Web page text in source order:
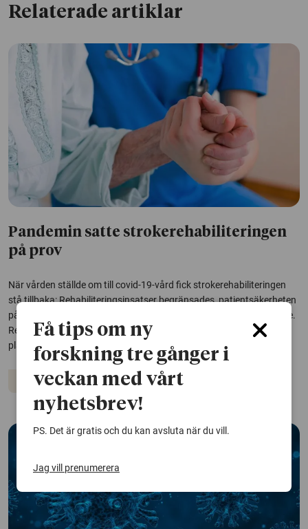
Relaterade artiklar
Pandemin satte strokerehabiliteringen
på prov
När vården ställde om till covid-19-vård fick strokerehabiliteringen
stå tillbaka: Rehabiliteringsinsatser begränsades, patientsäkerheten
påverkades och personalen utsattes för etisk stress, visar en studie.
Resultaten pekar på behovet av att ge rehabilitering en tydligare
plats i...
Coronaviruset Vård och omsorg
Få tips om ny
forskning tre gånger i
veckan med vårt
nyhetsbrev!
PS. Det är gratis och du kan avsluta när du vill.
Jag vill prenumerera